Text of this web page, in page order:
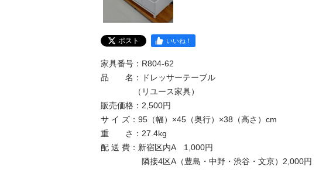
ポスト いいね！
家具番号：R804-62
品　　名：ドレッサーテーブル
（リユース家具）
販売価格：2,500円
サ イ ズ：95（幅）×45（奥行）×38（高さ）cm
重　　さ：27.4kg
配 送 費：新宿区内A　1,000円
隣接4区A（豊島・中野・渋谷・文京）2,000円